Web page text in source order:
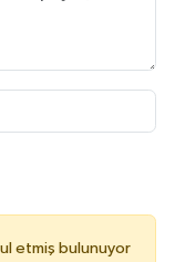
etmiş bulunuyor